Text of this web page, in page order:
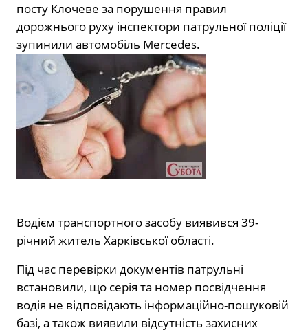
посту Клочеве за порушення правил
дорожнього руху інспектори патрульної поліції
зупинили автомобіль Mercedes.
Водієм транспортного засобу виявився 39-
річний житель Харківської області.
Під час перевірки документів патрульні
встановили, що серія та номер посвідчення
водія не відповідають інформаційно-пошуковій
базі, а також виявили відсутність захисних